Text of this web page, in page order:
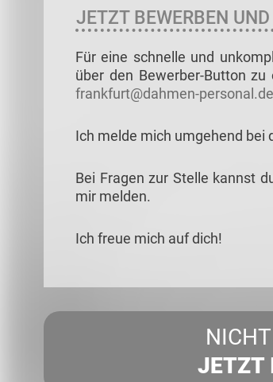
JETZT BEWERBEN
Für eine schnelle und
über den Bewerber-Button
frankfurt@dahmen-personal.de
Ich melde mich umgehend bei
Bei Fragen zur Stelle kannst
mir melden.
Ich freue mich auf dich!
JETZT